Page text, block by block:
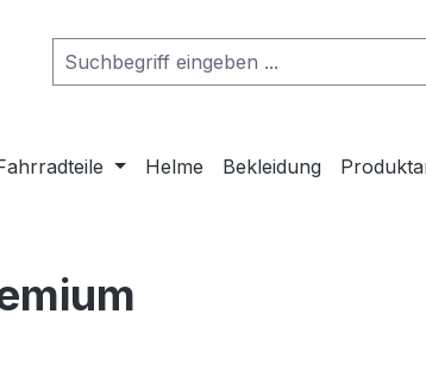
Helme Bekleidung